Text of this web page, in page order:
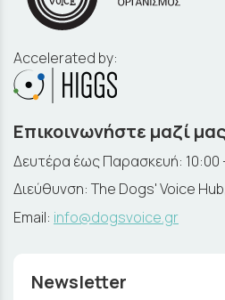
Accelerated by:
Επικοινωνήστε μαζί
Δευτέρα έως Παρασκευή: 10:00
Διεύθυνση: The Dogs' Voice
Email: info@dogsvoice.gr
Newsletter